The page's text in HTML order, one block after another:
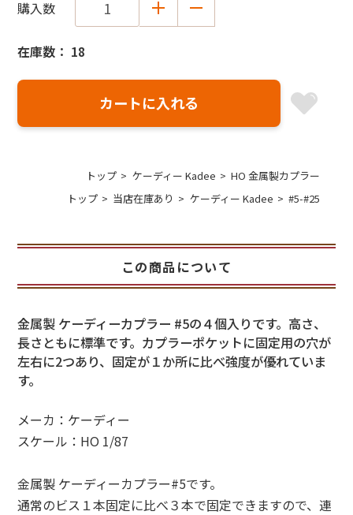
購入数
在庫数： 18
トップ ケーディー Kadee
HO 金属製カプラー
トップ
当店在庫あり ケーディー Kadee #5-#25
この商品について
金属製 ケーディーカプラー #5の４個入りです。高さ、
長さともに標準です。カプラーポケットに固定用の穴が
左右に2つあり、固定が１か所に比べ強度が優れていま
す。
メーカ：ケーディー
スケール：HO 1/87
金属製 ケーディーカプラー#5です。
通常のビス１本固定に比べ３本で固定できますので、連